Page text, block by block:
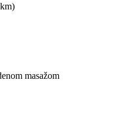
masažom